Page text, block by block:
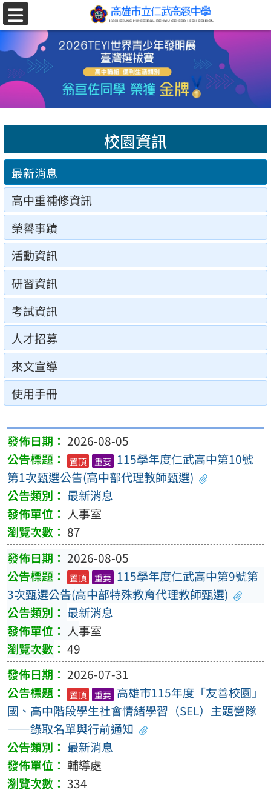
跳至主要內容區
選
單
校園資訊
最新消息
高中重補修資訊
榮譽事蹟
活動資訊
研習資訊
考試資訊
人才招募
來文宣導
使用手冊
2026-08-05
置頂 重要 115學年度仁武高中第10號
第1次甄選公告(高中部代理教師甄選)
最新消息
人事室
87
2026-08-05
置頂 重要 115學年度仁武高中第9號第
3次甄選公告(高中部特殊教育代理教師甄選)
最新消息
人事室
49
2026-07-31
置頂 重要 高雄市115年度「友善校園」
國、高中階段學生社會情緒學習（SEL）主題營隊
——錄取名單與行前通知
最新消息
輔導處
334